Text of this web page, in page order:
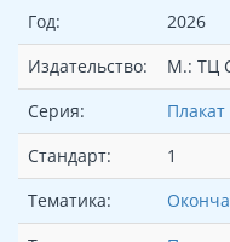
Год:
2026
Издательство:
М.: ТЦ
Серия:
Стандарт:
1
Тематика: